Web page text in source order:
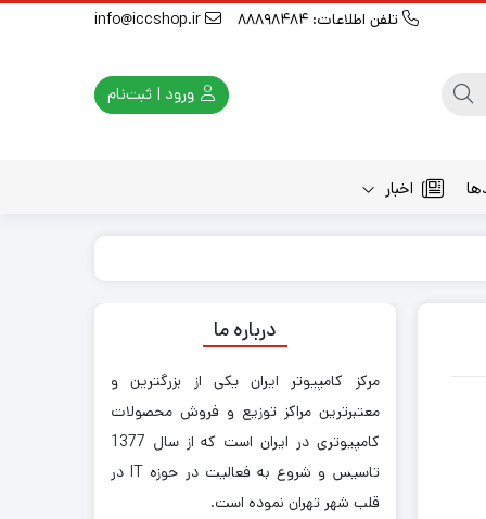
تلفن اطلاعات: 88898484
ورود | ثبت‌نام
اخبار
درباره ما
مرکز کامپیوتر ایران یکی از بزرگترین و
معتبرترین مراکز توزیع و فروش محصولات
کامپیوتری در ایران است که از سال 1377
تاسیس و شروع به فعالیت در حوزه IT در
قلب شهر تهران نموده است.